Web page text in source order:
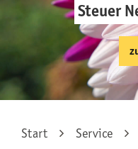
Steuer
Start Service